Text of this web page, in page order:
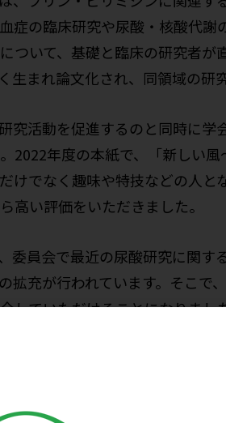
症の臨床研究や尿酸・核酸代
ついて、基礎と臨床の研究者
生まれ論文化され、同領域の研
究活動を促進するのと同時に学
2022年度の本紙で、「新しい
けでなく趣味や特技などの人
高い評価をいただきました。
委員会で最近の尿酸研究に関
拡充が行われています。そこで
していただけることになりま
味を持っていただければ望外の喜